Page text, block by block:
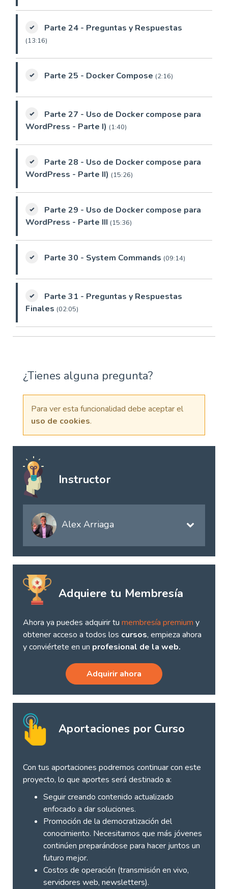
Parte 24 - Preguntas y Respuestas
(13:16)
Parte 25 - Docker Compose (2:16)
Parte 27 - Uso de Docker compose para
WordPress - Parte I) (1:40)
Parte 28 - Uso de Docker compose para
WordPress - Parte II) (15:26)
Parte 29 - Uso de Docker compose para
WordPress - Parte III (15:36)
Parte 30 - System Commands (09:14)
Parte 31 - Preguntas y Respuestas
Finales (02:05)
¿Tienes alguna pregunta?
Para ver esta funcionalidad debe aceptar el
uso de cookies.
Instructor
Alex Arriaga
Adquiere tu Membresía
Ahora ya puedes adquirir tu membresía premium y
obtener acceso a todos los cursos, empieza ahora
y conviértete en un profesional de la web.
Adquirir ahora
Aportaciones por Curso
Con tus aportaciones podremos continuar con este
proyecto, lo que aportes será destinado a:
Seguir creando contenido actualizado
enfocado a dar soluciones.
Promoción de la democratización del
conocimiento. Necesitamos que más jóvenes
continúen preparándose para hacer juntos un
futuro mejor.
Costos de operación (transmisión en vivo,
servidores web, newsletters).